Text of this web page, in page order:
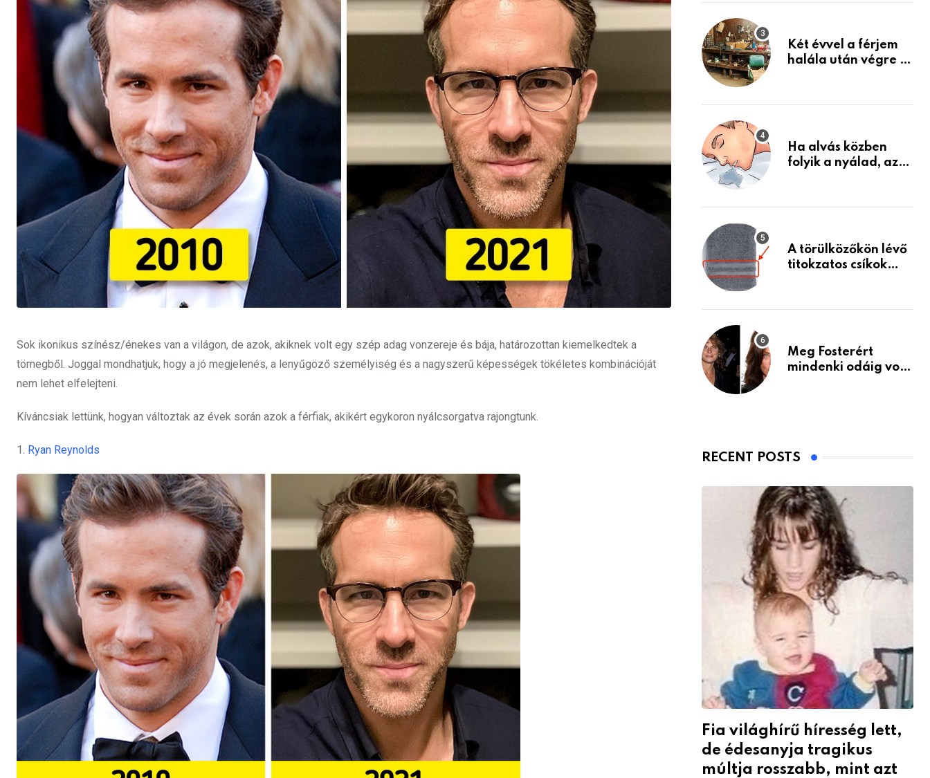
Sok ikonikus színész/énekes van a világon, de azok, akiknek volt egy szép adag vonzereje és bája, határozottan kiemelkedtek a
tömegből. Joggal mondhatjuk, hogy a jó megjelenés, a lenyűgöző személyiség és a nagyszerű képességek tökéletes kombinációját
nem lehet elfelejteni.
Kíváncsiak lettünk, hogyan változtak az évek során azok a férfiak, akikért egykoron nyálcsorgatva rajongtunk.
1. Ryan Reynolds
Készülj fel arra, ami
Két évvel a férjem
halála után végre át
holmiját – amit
életemet
Ha alvás közben
folyik a nyálad, az
A törülközőkön lévő
titokzatos csíkok
Meg Fosterért
mindenki odáig volt
RECENT POSTS
Fia világhírű híresség lett,
de édesanyja tragikus
múltja rosszabb, mint azt